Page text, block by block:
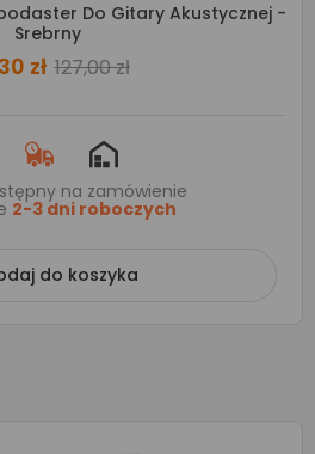
Do Gitary Akustycznej -
Srebrny
zł 127,00 zł
na zamówienie
2-3 dni roboczych
do koszyka